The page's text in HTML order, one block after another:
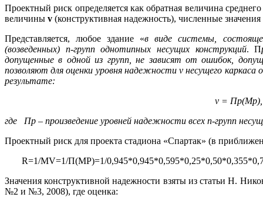
Проектный риск определяется как обратная величина
величины v (конструктивная надежность), численные
Представляется, любое здание «в виде системы,
(возведенных) n-групп однотипных несущих конструкций. П
допущенные в одной из групп, не зависят от ошибок,
позволяют для оценки уровня надежности ν несущего
результате:
ν = Пр(Мр),
где Пр – произведение уровней надежности всех n-групп
Проектный риск для проекта стадиона «Спартак» (в
R=1/MV=1/П(МР)=1/
Значения конструктивной надежности взяты из статьи Н.
№2 и №3, 2008), где оценка: